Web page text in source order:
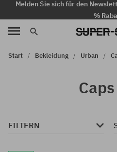
Melden Sie sich für den
%
Start Bekleidung Urban
FILTERN